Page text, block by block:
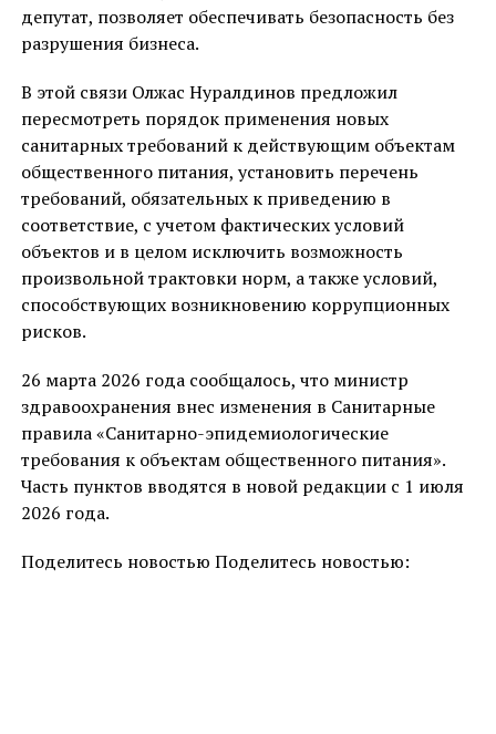
депутат, позволяет обеспечивать безопасность без
разрушения бизнеса.
В этой связи Олжас Нуралдинов предложил
пересмотреть порядок применения новых
санитарных требований к действующим объектам
общественного питания, установить перечень
требований, обязательных к приведению в
соответствие, с учетом фактических условий
объектов и в целом исключить возможность
произвольной трактовки норм, а также условий,
способствующих возникновению коррупционных
рисков.
26 марта 2026 года сообщалось, что министр
здравоохранения внес изменения в Санитарные
правила «Санитарно-эпидемиологические
требования к объектам общественного питания».
Часть пунктов вводятся в новой редакции с 1 июля
2026 года.
Поделитесь новостью Поделитесь новостью: